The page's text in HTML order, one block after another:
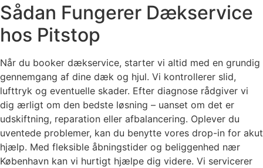
Sådan Fungerer Dækservice
hos Pitstop
Når du booker dækservice, starter vi altid med en grundig
gennemgang af dine dæk og hjul. Vi kontrollerer slid,
lufttryk og eventuelle skader. Efter diagnose rådgiver vi
dig ærligt om den bedste løsning – uanset om det er
udskiftning, reparation eller afbalancering. Oplever du
uventede problemer, kan du benytte vores drop-in for akut
hjælp. Med fleksible åbningstider og beliggenhed nær
København kan vi hurtigt hjælpe dig videre. Vi servicerer